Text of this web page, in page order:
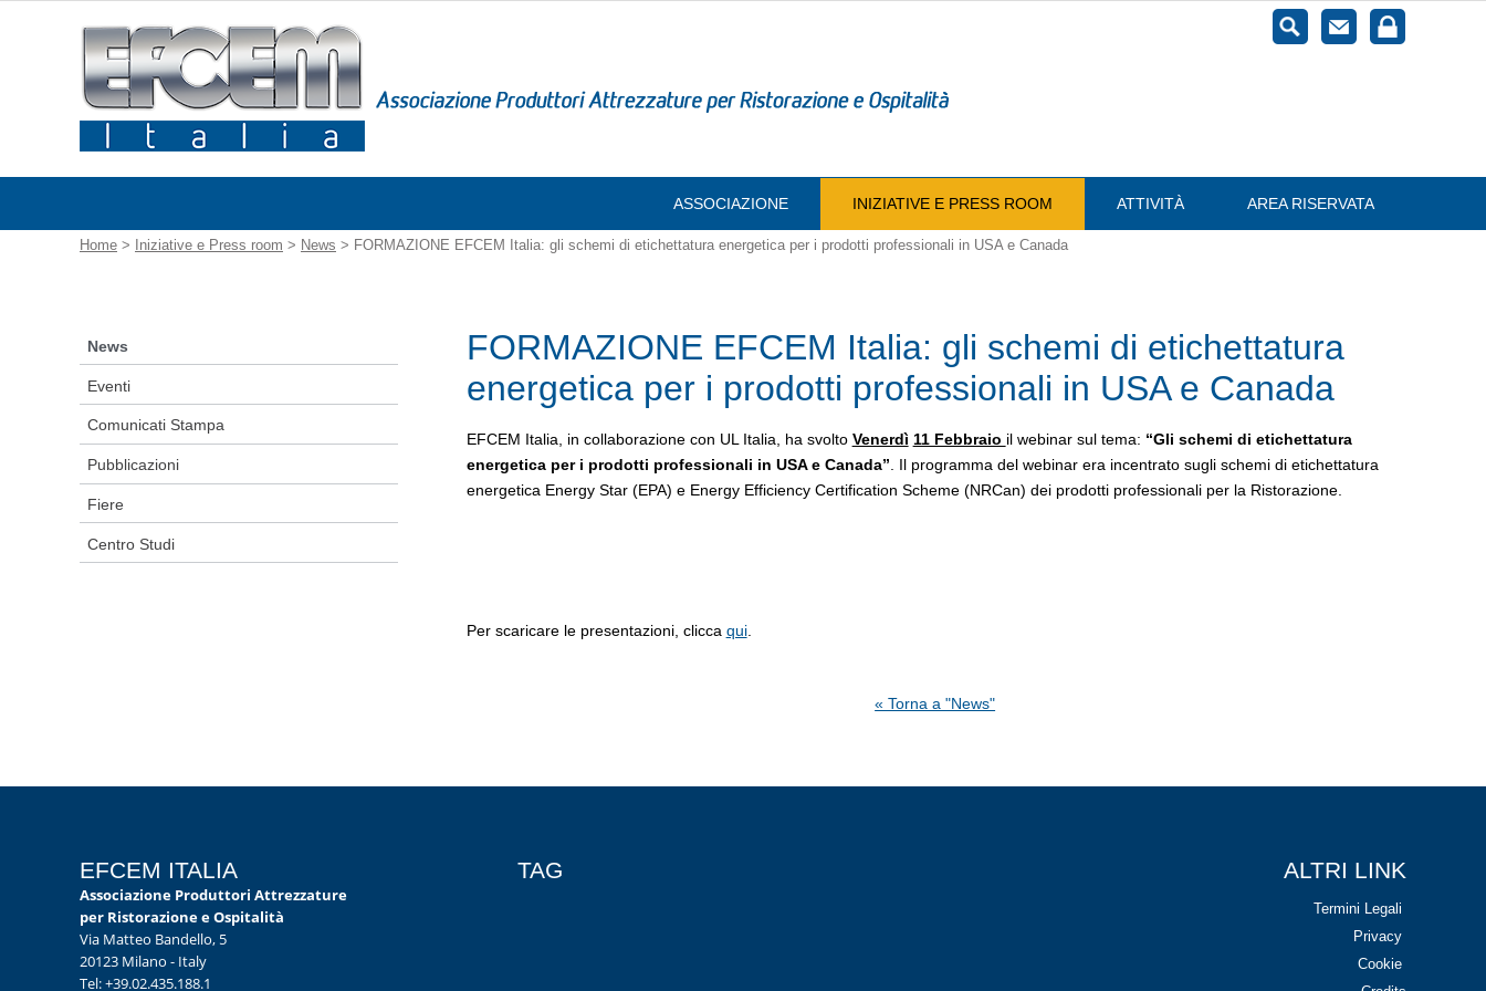
ASSOCIAZIONE INIZIATIVE E PRESS ROOM ATTIVITÀ AREA RISERVATA
Home > Iniziative e Press room > News > FORMAZIONE EFCEM Italia: gli schemi di etichettatura energetica per i prodotti professionali in USA e Canada
News
Eventi
Comunicati Stampa
Pubblicazioni
Fiere
Centro Studi
FORMAZIONE EFCEM Italia: gli schemi di etichettatura
energetica per i prodotti professionali in USA e Canada
EFCEM Italia, in collaborazione con UL Italia, ha svolto Venerdì 11 Febbraio il webinar sul tema: “Gli schemi di etichettatura
energetica per i prodotti professionali in USA e Canada”. Il programma del webinar era incentrato sugli schemi di etichettatura
energetica Energy Star (EPA) e Energy Efficiency Certification Scheme (NRCan) dei prodotti professionali per la Ristorazione.
Per scaricare le presentazioni, clicca qui.
« Torna a "News"
ALTRI LINK
Termini Legali
Privacy
Cookie
EFCEM ITALIA
Associazione Produttori Attrezzature
per Ristorazione e Ospitalità
Via Matteo Bandello, 5
20123 Milano - Italy
Tel: +39.02.435.188.1
TAG